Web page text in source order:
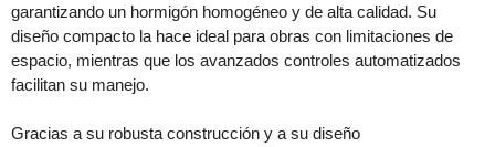
garantizando un hormigón homogéneo y de alta calidad. Su
diseño compacto la hace ideal para obras con limitaciones de
espacio, mientras que los avanzados controles automatizados
facilitan su manejo.
Gracias a su robusta construcción y a su diseño